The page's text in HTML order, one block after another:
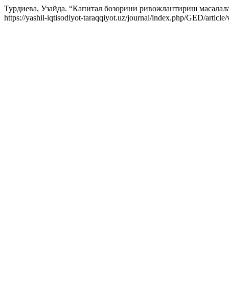
Турдиева, Узайда. “Капитал бозорини ривожлантириш
https://yashil-iqtisodiyot-taraqqiyot.uz/journal/index.php/GED/